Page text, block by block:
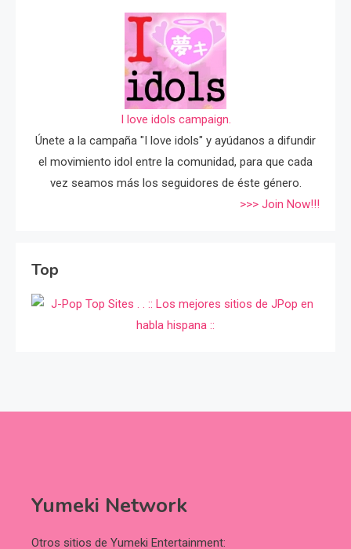
I love idols campaign.
Únete a la campaña "I love idols" y ayúdanos a difundir
el movimiento idol entre la comunidad, para que cada
vez seamos más los seguidores de éste género.
>>> Join Now!!!
Top
Yumeki Network
Otros sitios de Yumeki Entertainment: